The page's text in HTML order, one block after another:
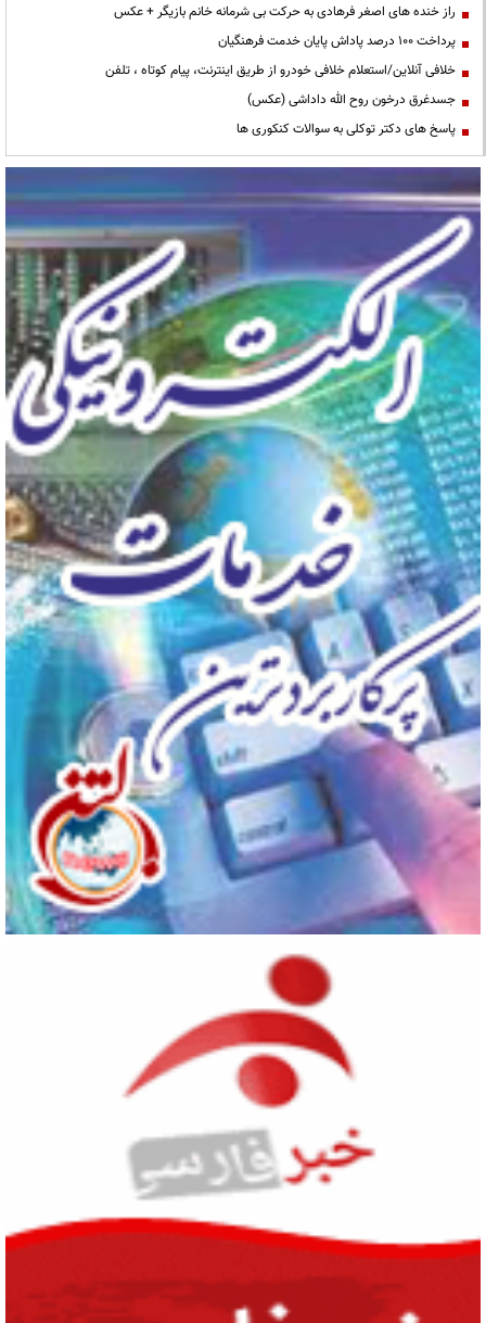
راز خنده های اصغر فرهادی به حرکت بی شرمانه خانم بازیگر + عکس
پرداخت ۱۰۰ درصد پاداش پایان خدمت فرهنگیان
خلافی آنلاین/استعلام خلافی خودرو از طریق اینترنت، پیام کوتاه ، تلفن
جسدغرق درخون روح الله داداشی (عکس)
پاسخ های دکتر توکلی به سوالات کنکوری ها